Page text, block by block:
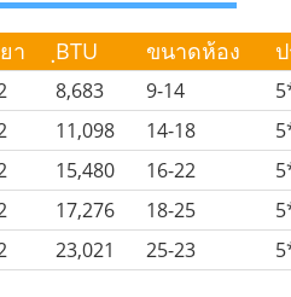
า ฺBTU ขนาดห้อง
8,683 9-14
11,098 14-18
15,480 16-22
17,276 18-25
23,021 25-23